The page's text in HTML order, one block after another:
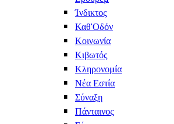
Ίνδικτος
Καθ'Οδόν
Κοινωνία
Κιβωτός
Κληρονομία
Νέα Εστία
Σύναξη
Πάνταινος